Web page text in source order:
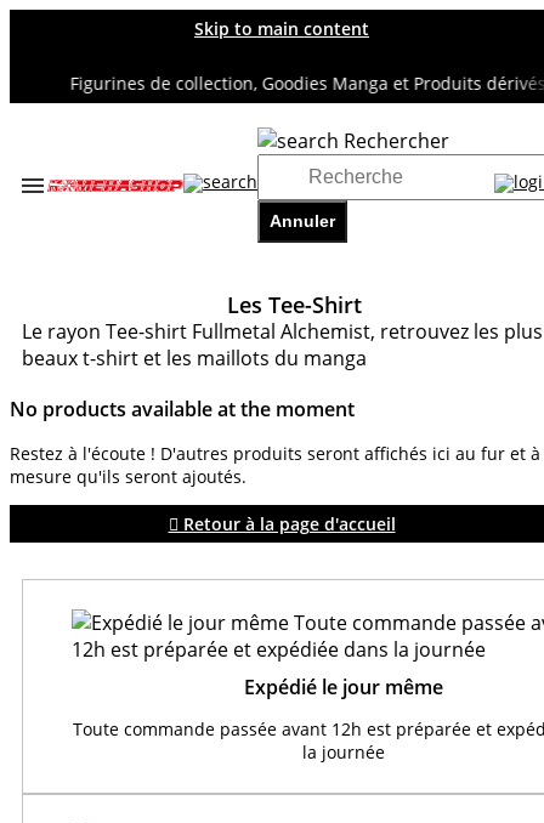
Skip to main content
Figurines de collection, Goodies Manga et Produits dérivés
Rechercher
Annuler
Accueil
Les Tee-Shirt
Le rayon Tee-shirt Fullmetal Alchemist, retrouvez les plus
beaux t-shirt et les maillots du manga
No products available at the moment
Restez à l'écoute ! D'autres produits seront affichés ici au fur et à
mesure qu'ils seront ajoutés.
 Retour à la page d'accueil
Expédié le jour même
Toute commande passée avant 12h est préparée et
la journée